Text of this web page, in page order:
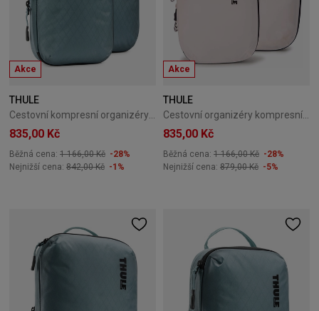
Akce
THULE
835,00 Kč
Běžná cena: 1 166,00 Kč -28%
Nejnižší cena: 842,00 Kč -1%
Akce
THULE
835,00 Kč
Běžná cena: 1 166,00 Kč -28%
Nejnižší cena: 879,00 Kč -5%